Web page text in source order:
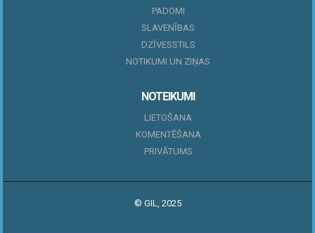
PADOMI
SLAVENĪBAS
DZĪVESSTILS
NOTIKUMI UN ZIŅAS
NOTEIKUMI
LIETOŠANA
KOMENTĒŠANA
PRIVĀTUMS
© GIL, 2025